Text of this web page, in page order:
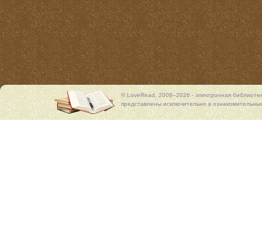
© LoveRead, 2009–2026 - электронная
представлены исключительно в